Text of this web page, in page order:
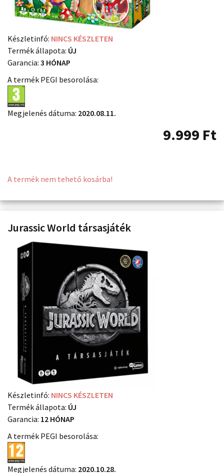
Készletinfó: NINCS KÉSZLETEN
Termék állapota: ÚJ
Garancia: 3 HÓNAP
A termék PEGI besorolása:
Megjelenés dátuma: 2020.08.11.
9.999 Ft
A termék nem tehető kosárba!
Jurassic World társasjáték
Készletinfó: NINCS KÉSZLETEN
Termék állapota: ÚJ
Garancia: 12 HÓNAP
A termék PEGI besorolása:
Megjelenés dátuma: 2020.10.28.